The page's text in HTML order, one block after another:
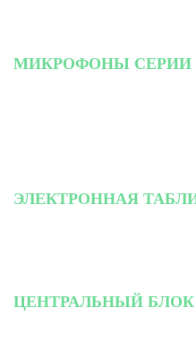
МИКРОФОНЫ СЕРИИ
ЭЛЕКТРОННАЯ
ЦЕНТРАЛЬНЫЙ БЛОК